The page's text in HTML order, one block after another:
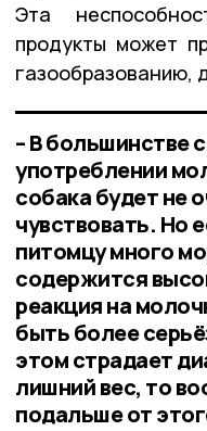
Эта
продукты может
газообразованию,
– В большинстве
употреблении
собака будет не
чувствовать. Но
питомцу много
содержится
реакция на
быть более
этом страдает
лишний вес, то
подальше от